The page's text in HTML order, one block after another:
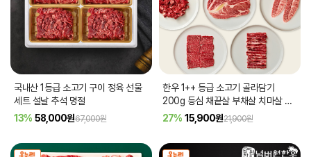
국내산 1등급 소고기 구이 정육 선물
세트 설날 추석 명절
13% 58,000원67,000원
한우 1++ 등급 소고기 골라담기
200g 등심 채끝살 부채살 치마살 갈
비살 살치살 국거리 불고기
27% 15,900원21,900원